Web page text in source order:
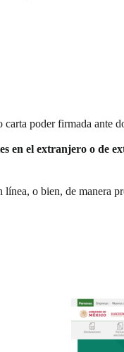
poder firmada ante
en el extranjero o de
o bien, de manera